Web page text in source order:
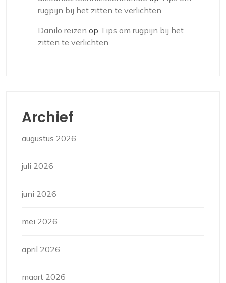
rugpijn bij het zitten te verlichten
Danilo reizen op Tips om rugpijn bij het
zitten te verlichten
Archief
augustus 2026
juli 2026
juni 2026
mei 2026
april 2026
maart 2026